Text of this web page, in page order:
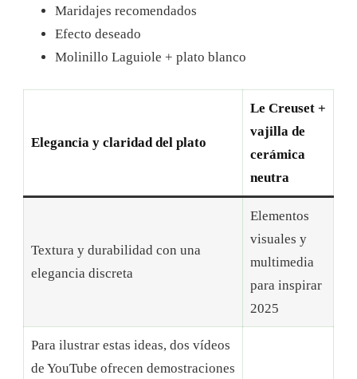
Maridajes recomendados
Efecto deseado
Molinillo Laguiole + plato blanco
Elegancia y claridad del plato
Le Creuset +
vajilla de
cerámica
neutra
Textura y durabilidad con una
elegancia discreta
Elementos
visuales y
multimedia
para inspirar
2025
Para ilustrar estas ideas, dos vídeos
de YouTube ofrecen demostraciones